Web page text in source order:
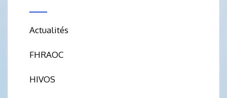
Actualités
FHRAOC
HIVOS